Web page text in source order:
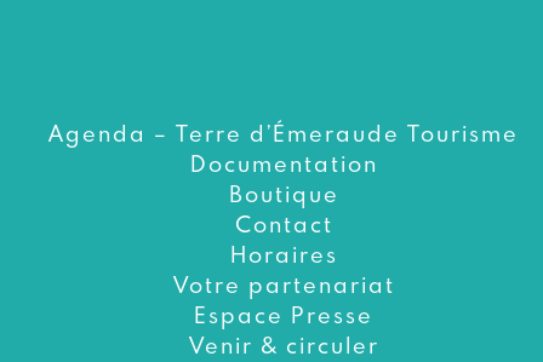
Agenda – Terre d’Émeraude Tourisme
Documentation
Boutique
Contact
Horaires
Votre partenariat
Espace Presse
Venir & circuler